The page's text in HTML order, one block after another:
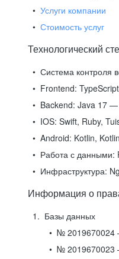
Услуги компании
Стоимость услуг
Технологический
Система контроля
Frontend:
Backend: Java 17 —
IOS: Swift, Ruby,
Android: Kotlin,
Работа с данными:
Инфраструктура:
Информация о
Базы данных
№ 2019670024
№ 2019670023